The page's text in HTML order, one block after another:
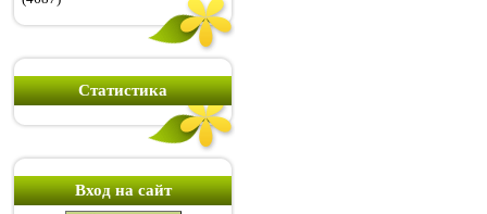
Статистика
Вход на сайт